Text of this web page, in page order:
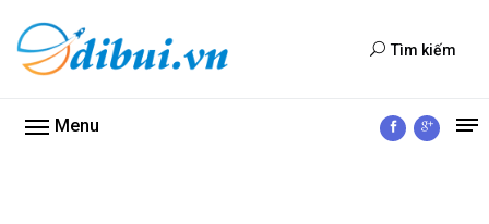
Tìm kiếm
Menu